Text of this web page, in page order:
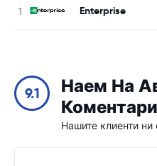
Enterprise
9.1
Наем На
Коментари
Нашите клиенти ни